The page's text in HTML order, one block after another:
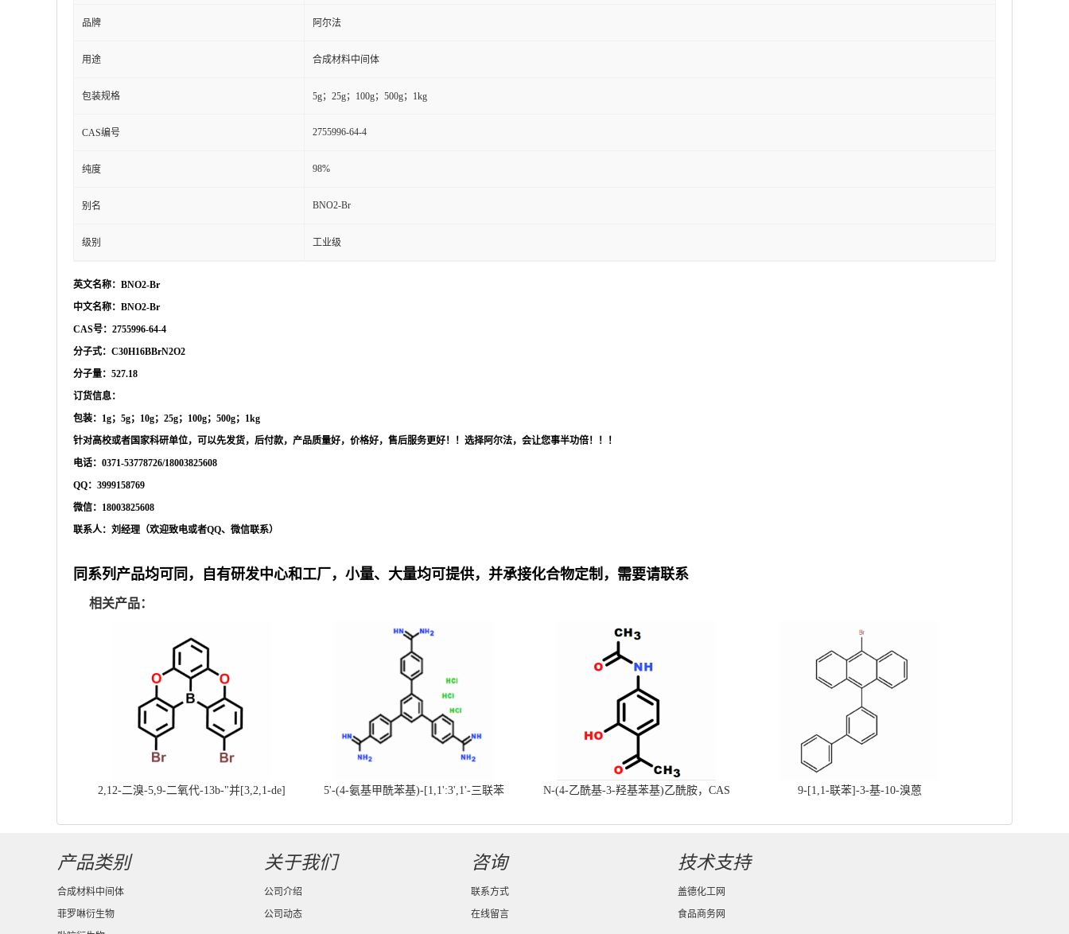
品牌 阿尔法
用途 合成材料中间体
包装规格 5g；25g；100g；500g；1kg
CAS编号 2755996-64-4
纯度 98%
别名 BNO2-Br
级别 工业级
英文名称： BNO2-Br
中文名称： BNO2-Br
CAS号：2755996-64-4
分子式： C30H16BBrN2O2
分子量： 527.18
订货信息：
包装： 1g；5g；10g；25g；100g；500g；1kg
针对高校或者国家科研单位，可以先发货，后付款，产品质量好，价格好，售后服务更好！！选择阿尔法，会让您事半功倍！！！
电话： 0371-53778726/18003825608
QQ：3999158769
微信： 18003825608
联系人：刘经理（欢迎致电或者QQ、微信联系）
同系列产品均可同，自有研发中心和工厂，小量、大量均可提供，并承接化合物定制，需要请联系
相关产品：
2,12-二溴-5,9-二氧代-13b-"并[3,2,1-de]
5'-(4-氨基甲酰苯基)-[1,1':3',1'-三联苯
N-(4-乙酰基-3-羟基苯基)乙酰胺，CAS
9-[1,1-联苯]-3-基-10-溴蒽
产品类别
合成材料中间体
菲罗啉衍生物
关于我们
公司介绍
公司动态
咨询
联系方式
在线留言
技术支持
盖德化工网
食品商务网